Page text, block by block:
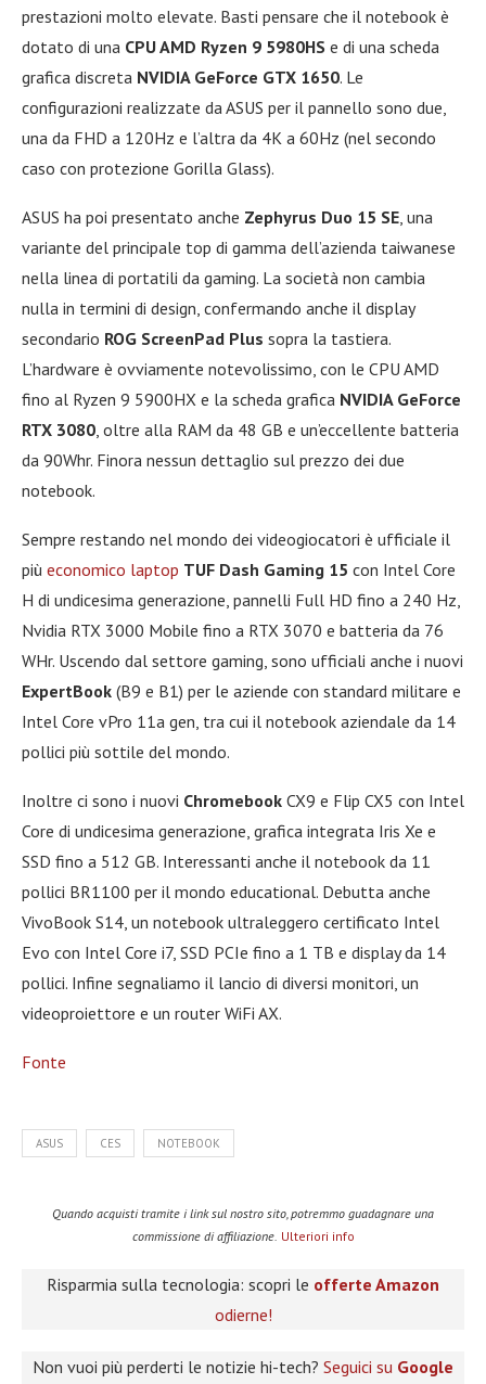
prestazioni molto elevate. Basti pensare che il notebook è
dotato di una CPU AMD Ryzen 9 5980HS e di una scheda
grafica discreta NVIDIA GeForce GTX 1650. Le
configurazioni realizzate da ASUS per il pannello sono due,
una da FHD a 120Hz e l’altra da 4K a 60Hz (nel secondo
caso con protezione Gorilla Glass).
ASUS ha poi presentato anche Zephyrus Duo 15 SE , una
variante del principale top di gamma dell’azienda taiwanese
nella linea di portatili da gaming. La società non cambia
nulla in termini di design, confermando anche il display
secondario ROG ScreenPad Plus sopra la tastiera.
L’hardware è ovviamente notevolissimo, con le CPU AMD
fino al Ryzen 9 5900HX e la scheda grafica NVIDIA GeForce
RTX 3080 , oltre alla RAM da 48 GB e un’eccellente batteria
da 90Whr. Finora nessun dettaglio sul prezzo dei due
notebook.
Sempre restando nel mondo dei videogiocatori è ufficiale il
più economico laptop TUF Dash Gaming 15 con Intel Core
H di undicesima generazione, pannelli Full HD fino a 240 Hz,
Nvidia RTX 3000 Mobile fino a RTX 3070 e batteria da 76
WHr. Uscendo dal settore gaming, sono ufficiali anche i nuovi
ExpertBook (B9 e B1) per le aziende con standard militare e
Intel Core vPro 11a gen, tra cui il notebook aziendale da 14
pollici più sottile del mondo.
Inoltre ci sono i nuovi Chromebook CX9 e Flip CX5 con Intel
Core di undicesima generazione, grafica integrata Iris Xe e
SSD fino a 512 GB. Interessanti anche il notebook da 11
pollici BR1100 per il mondo educational. Debutta anche
VivoBook S14, un notebook ultraleggero certificato Intel
Evo con Intel Core i7, SSD PCIe fino a 1 TB e display da 14
pollici. Infine segnaliamo il lancio di diversi monitori, un
videoproiettore e un router WiFi AX.
Fonte
ASUS CES NOTEBOOK
Quando acquisti tramite i link sul nostro sito, potremmo guadagnare una
commissione di affiliazione. Ulteriori info
Risparmia sulla tecnologia: scopri le offerte Amazon
odierne!
Non vuoi più perderti le notizie hi-tech? Seguici su Google